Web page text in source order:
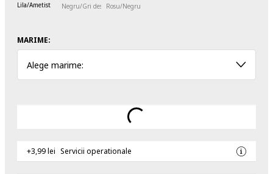
Lila/Ametist Negru/Gri deschis melange
Rosu/Negru
MARIME:
Alege marime:
+3,99 lei Servicii operationale